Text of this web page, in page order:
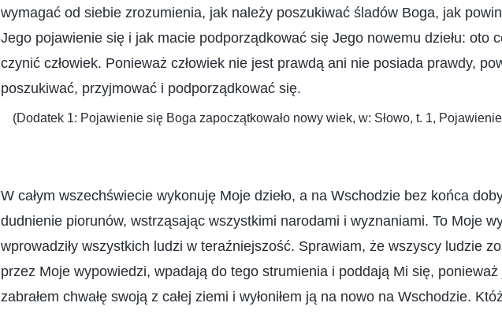
wymagać od siebie zrozumienia, jak należy poszukiwać śladów Boga, jak
Jego pojawienie się i jak macie podporządkować się Jego nowemu dziełu: oto
czynić człowiek. Ponieważ człowiek nie jest prawdą ani nie posiada prawdy,
poszukiwać, przyjmować i podporządkować się.
(Dodatek 1: Pojawienie się Boga zapoczątkowało nowy wiek, w: Słowo, t. 1,
W całym wszechświecie wykonuję Moje dzieło, a na Wschodzie bez końca
dudnienie piorunów, wstrząsając wszystkimi narodami i wyznaniami. To Moje
wprowadziły wszystkich ludzi w teraźniejszość. Sprawiam, że wszyscy ludzie
przez Moje wypowiedzi, wpadają do tego strumienia i poddają Mi się,
zabrałem chwałę swoją z całej ziemi i wyłoniłem ją na nowo na Wschodzie.